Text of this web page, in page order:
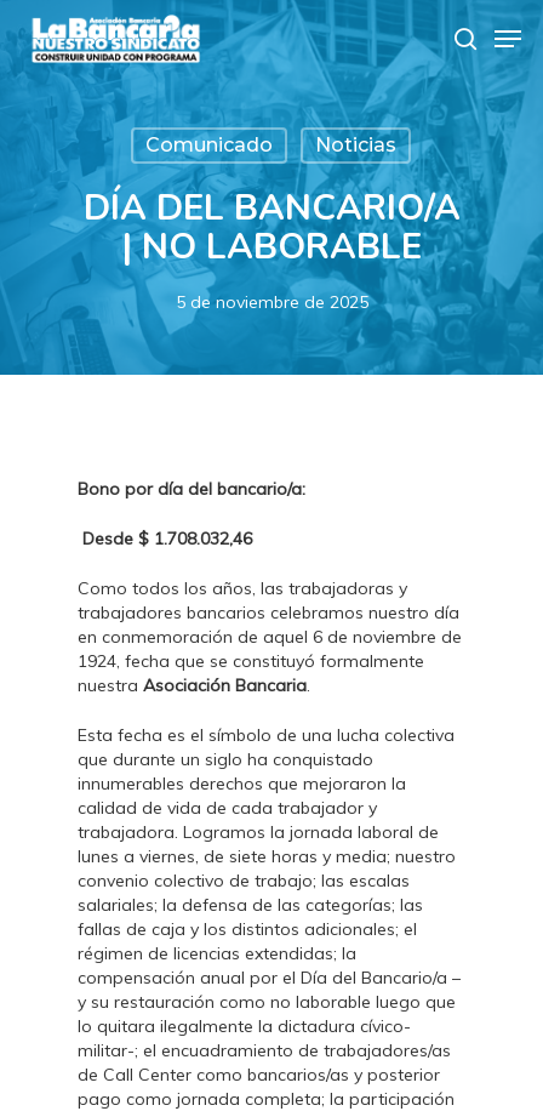
main
content
search
Comunicado Noticias
DÍA DEL BANCARIO/A
| NO LABORABLE
5 de noviembre de 2025
Bono por día del bancario/a:
Desde $ 1.708.032,46
Como todos los años, las trabajadoras y
trabajadores bancarios celebramos nuestro día
en conmemoración de aquel 6 de noviembre de
1924, fecha que se constituyó formalmente
nuestra Asociación Bancaria.
Esta fecha es el símbolo de una lucha colectiva
que durante un siglo ha conquistado
innumerables derechos que mejoraron la
calidad de vida de cada trabajador y
trabajadora. Logramos la jornada laboral de
lunes a viernes, de siete horas y media; nuestro
convenio colectivo de trabajo; las escalas
salariales; la defensa de las categorías; las
fallas de caja y los distintos adicionales; el
régimen de licencias extendidas; la
compensación anual por el Día del Bancario/a –
y su restauración como no laborable luego que
lo quitara ilegalmente la dictadura cívico-
militar-; el encuadramiento de trabajadores/as
de Call Center como bancarios/as y posterior
pago como jornada completa; la participación